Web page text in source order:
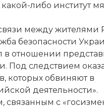
либо институт
между жителями
безопасности
отношении
Под следствием
которых обвиняют в
деятельности».
связанным с